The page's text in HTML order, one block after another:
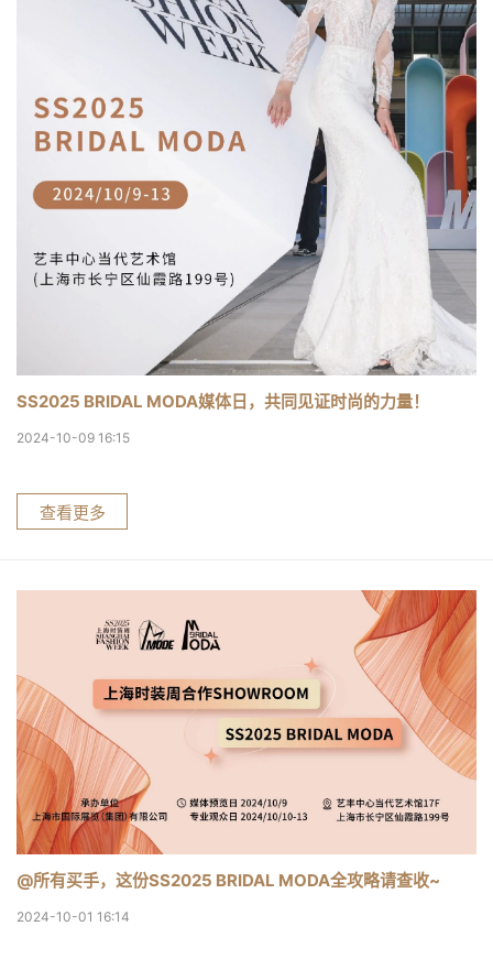
SS2025 BRIDAL MODA媒体日，共同见证时尚的力量！
2024-10-09 16:15
查看更多
@所有买手，这份SS2025 BRIDAL MODA全攻略请查收~
2024-10-01 16:14